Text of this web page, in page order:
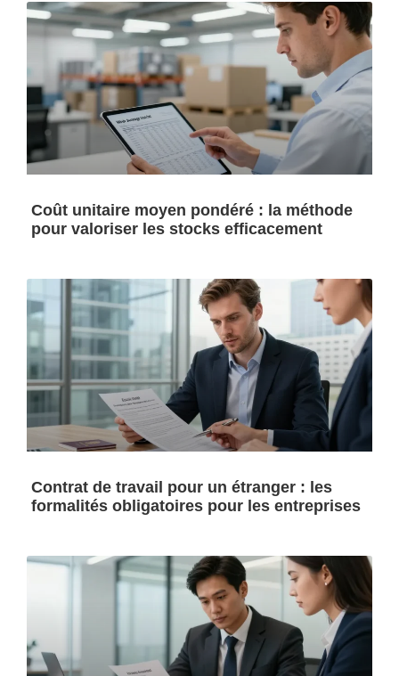
Coût unitaire moyen pondéré : la méthode
pour valoriser les stocks efficacement
Contrat de travail pour un étranger : les
formalités obligatoires pour les entreprises